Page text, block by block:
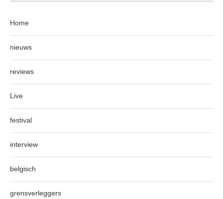
Home
nieuws
reviews
Live
festival
interview
belgisch
grensverleggers